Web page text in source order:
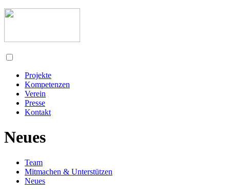
Projekte
Kompetenzen
Verein
Presse
Kontakt
Neues
Team
Mitmachen & Unterstützen
Neues